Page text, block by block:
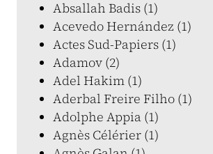
Absallah Badis (1)
Acevedo Hernández (1)
Actes Sud-Papiers (1)
Adamov (2)
Adel Hakim (1)
Aderbal Freire Filho (1)
Adolphe Appia (1)
Agnès Célérier (1)